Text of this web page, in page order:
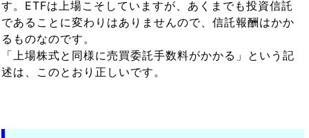
す。ETFは上場こそしていますが、あくまでも投資信託
であることに変わりはありませんので、信託報酬はかか
るものなのです。
「上場株式と同様に売買委託手数料がかかる」という記
述は、このとおり正しいです。